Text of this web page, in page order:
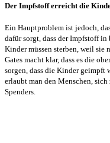
Der Impfstoff erreicht die
Ein Hauptproblem ist jedoch,
dafür sorgt, dass der Impfstoff
Kinder müssen sterben, weil
Gates macht klar, dass es die
sorgen, dass die Kinder geimpft
erlaubt man den Menschen,
Spenders.